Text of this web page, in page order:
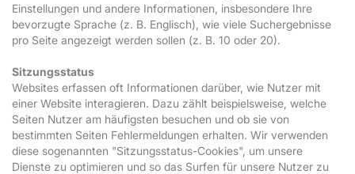
Einstellungen und andere Informationen, insbesondere Ihre
bevorzugte Sprache (z. B. Englisch), wie viele Suchergebnisse
pro Seite angezeigt werden sollen (z. B. 10 oder 20).
Sitzungsstatus
Websites erfassen oft Informationen darüber, wie Nutzer mit
einer Website interagieren. Dazu zählt beispielsweise, welche
Seiten Nutzer am häufigsten besuchen und ob sie von
bestimmten Seiten Fehlermeldungen erhalten. Wir verwenden
diese sogenannten "Sitzungsstatus-Cookies", um unsere
Dienste zu optimieren und so das Surfen für unsere Nutzer zu